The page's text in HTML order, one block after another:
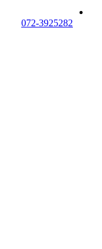
072-3925282